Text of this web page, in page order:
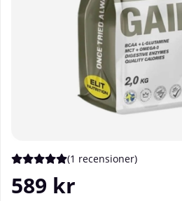
Medelbetyg 5 av 5 Antal betyg 1
(1 recensioner)
589 kr